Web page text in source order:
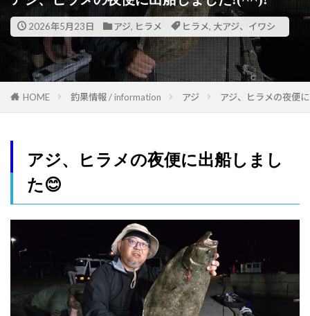
2026年5月23日 アジ, ヒラメ ヒラメ, 大アジ、イワシ
HOME 釣果情報 / information アジ アジ、ヒラメの夜便
アジ、ヒラメの夜便に出船しまし
た😊